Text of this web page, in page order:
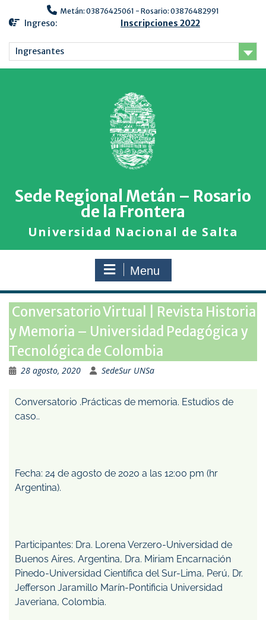
Metán: 03876425061 - Rosario: 03876482991
Ingreso: Inscripciones 2022
Ingresantes
Sede Regional Metán – Rosario
de la Frontera
Universidad Nacional de Salta
Menu
Conversatorio Virtual | Revista Historia
y Memoria – Universidad Pedagógica y
Tecnológica de Colombia
28 agosto, 2020 SedeSur UNSa
Conversatorio .Prácticas de memoria. Estudios de
caso..
Fecha: 24 de agosto de 2020 a las 12:00 pm (hr
Argentina).
Participantes: Dra. Lorena Verzero-Universidad de
Buenos Aires, Argentina, Dra. Miriam Encarnación
Pinedo-Universidad Científica del Sur-Lima, Perú, Dr.
Jefferson Jaramillo Marín-Pontificia Universidad
Javeriana, Colombia.